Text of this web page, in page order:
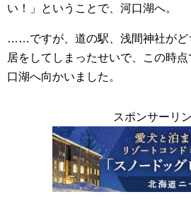
い！」ということで、河口湖へ。
……ですが、道の駅、浅間神社がど
居をしてしまったせいで、この時
口湖へ向かいました。
スポンサーリ